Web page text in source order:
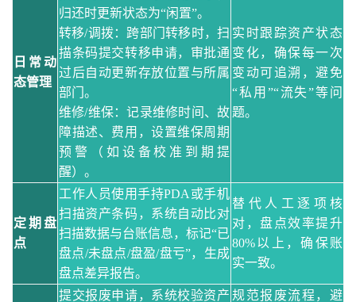
日常动
态管理
归还时更新状态为“闲置”。
转移/调拨：跨部门转移时，扫
描条码提交转移申请，审批通
过后自动更新存放位置与所属
部门。
维修/维保：记录维修时间、故
障描述、费用，设置维保周期
预警（如设备校准到期提
醒）。
实时跟踪资产状态
变化，确保每一次
变动可追溯，避免
“私用”“流失”等问
题。
定期盘
点
工作人员使用手持PDA或手机
扫描资产条码，系统自动比对
扫描数据与台账信息，标记“已
盘点/未盘点/盘盈/盘亏”，生成
盘点差异报告。
替代人工逐项核
对，盘点效率提升
80%以上，确保账
实一致。
提交报废申请，系统校验资产 规范报废流程，避